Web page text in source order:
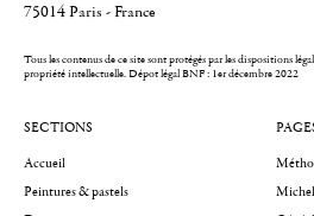
75014 Paris - France
Tous les contenus de ce site sont protégés par les dispositions
propriété intellectuelle.Dépot légal BNF : 1er décembre 2022
SECTIONS
Accueil
Peintures & pastels